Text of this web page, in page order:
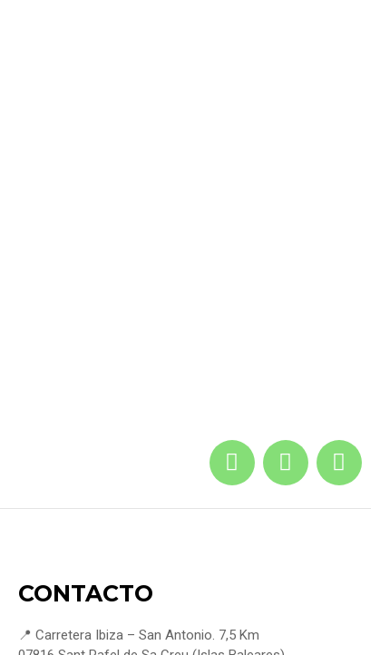
CONTACTO
📍 Carretera Ibiza – San Antonio. 7,5 Km